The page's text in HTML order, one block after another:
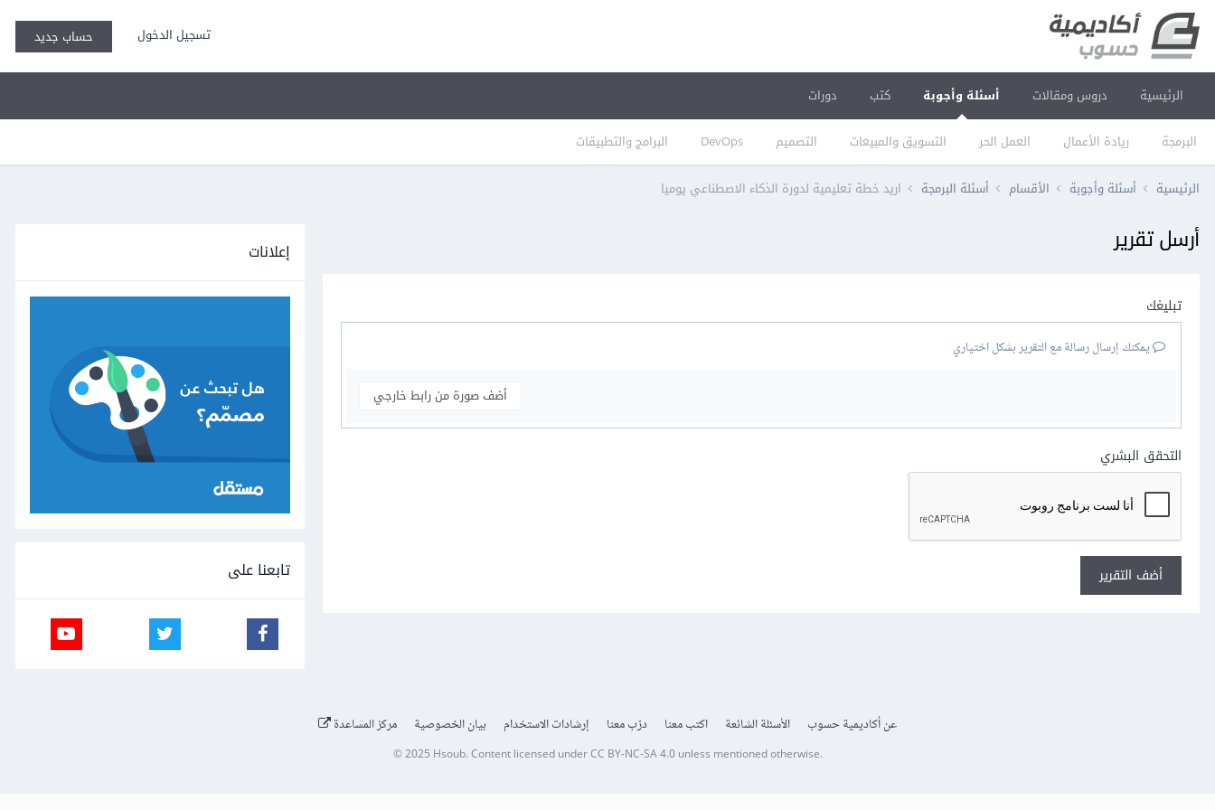
تسجيل الدخول حساب جديد
الرئيسية دروس ومقالات أسئلة وأجوبة
البرمجة ريادة الأعمال العمل الحر التسويق والمبيعات التصميم DevOps البرامج والتطبيقات
كتب دورات
الرئيسية أسئلة وأجوبة الأقسام أسئلة البرمجة اريد خطة تعليمية لدورة الذكاء الاصطناعي يوميا
أرسل تقرير
تبليغك
يمكنك إرسال رسالة مع التقرير بشكل اختياري
أضف صورة من رابط خارجي
التحقق البشري
أضف التقرير
إعلانات
تابعنا على
عن أكاديمية حسوب الأسئلة الشائعة اكتب معنا درّب معنا إرشادات الاستخدام بيان الخصوصية مركز المساعدة
© 2025 Hsoub.Content licensed underCC BY-NC-SA 4.0unless mentioned otherwise.